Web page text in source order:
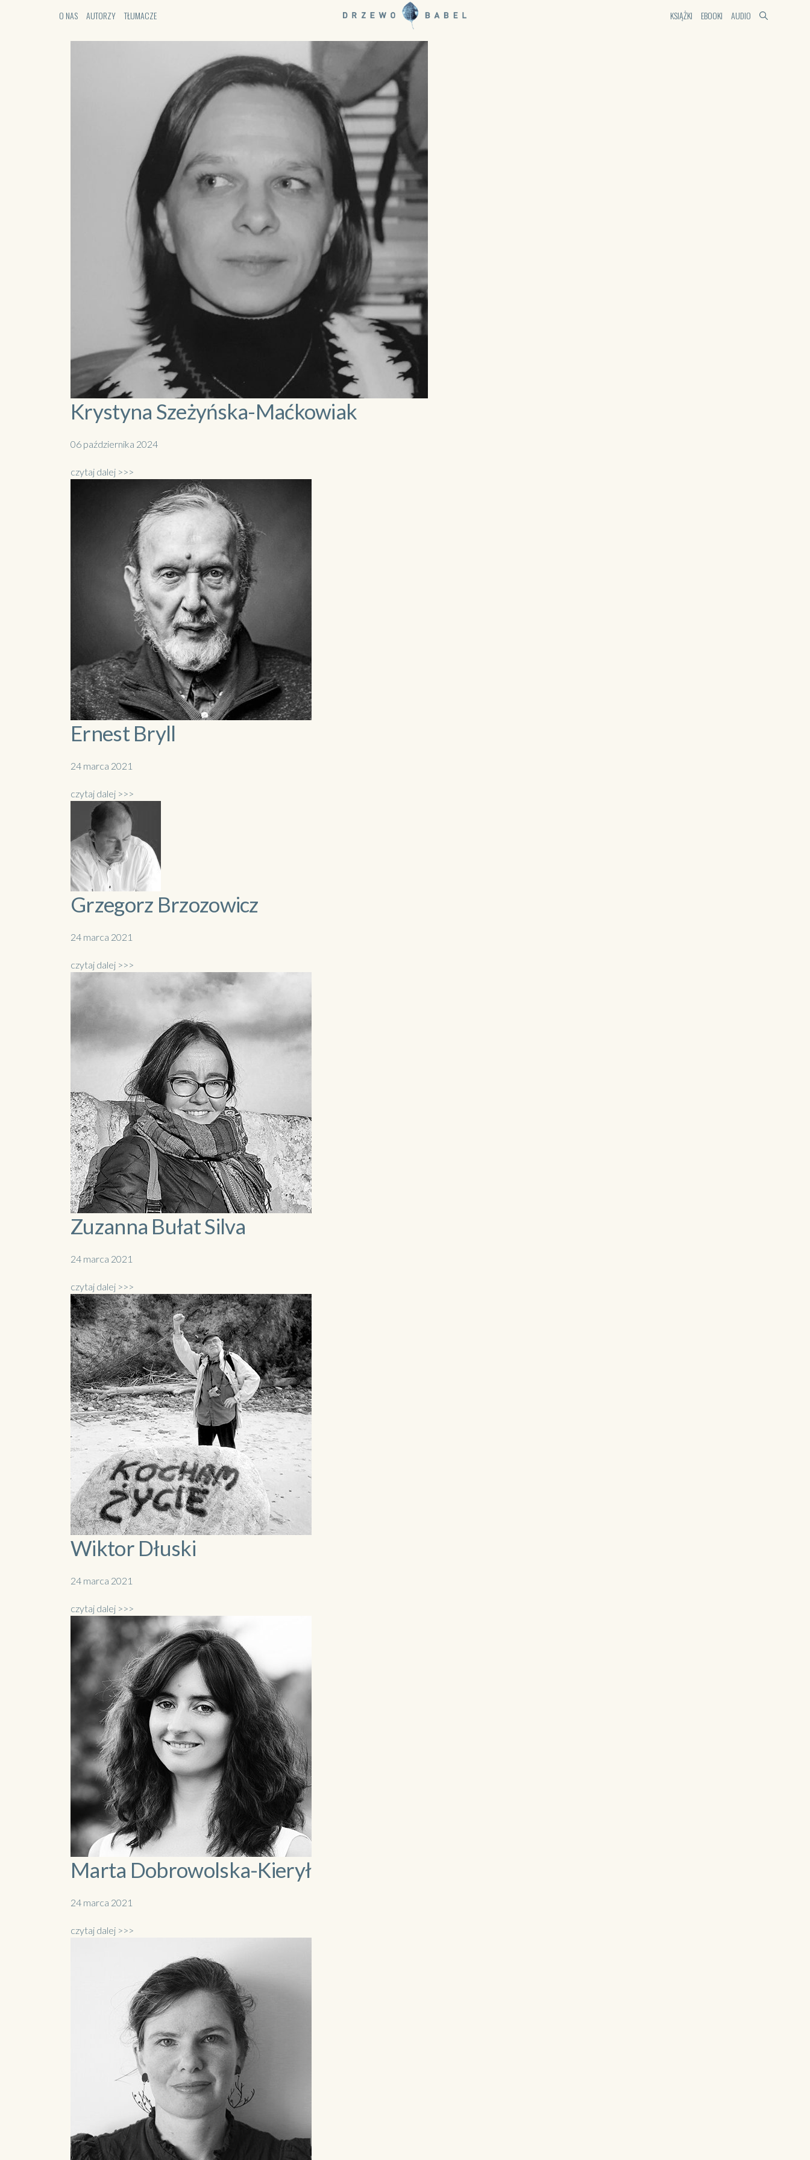
O NAS AUTORZY TŁUMACZE KSIĄŻKI EBOOKI AUDIO
Aktualności Satori
Krystyna Szeżyńska-Maćkowiak
06 października 2024
czytaj dalej >>>
Ernest Bryll
24 marca 2021
czytaj dalej >>>
Grzegorz Brzozowicz
24 marca 2021
czytaj dalej >>>
Zuzanna Bułat Silva
24 marca 2021
czytaj dalej >>>
Wiktor Dłuski
24 marca 2021
czytaj dalej >>>
Marta Dobrowolska-Kierył
24 marca 2021
czytaj dalej >>>